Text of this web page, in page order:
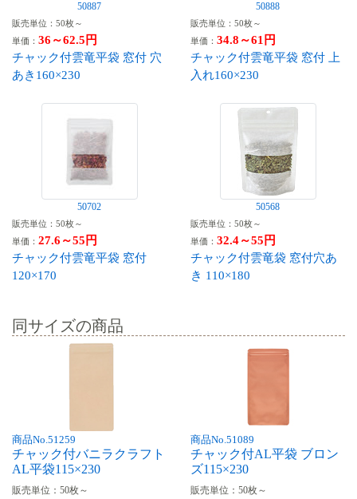
50887
販売単位：50枚～
単価： 36～62.5円
チャック付雲竜平袋 窓付 穴
あき160×230
50888
販売単位：50枚～
単価： 34.8～61円
チャック付雲竜平袋 窓付 上
入れ160×230
50702
販売単位：50枚～
単価： 27.6～55円
チャック付雲竜平袋 窓付
120×170
50568
販売単位：50枚～
単価： 32.4～55円
チャック付雲竜袋 窓付穴あ
き 110×180
同サイズの商品
商品No.51259
チャック付バニラクラフト
AL平袋115×230
販売単位：50枚～
商品No.51089
チャック付AL平袋 ブロン
ズ115×230
販売単位：50枚～